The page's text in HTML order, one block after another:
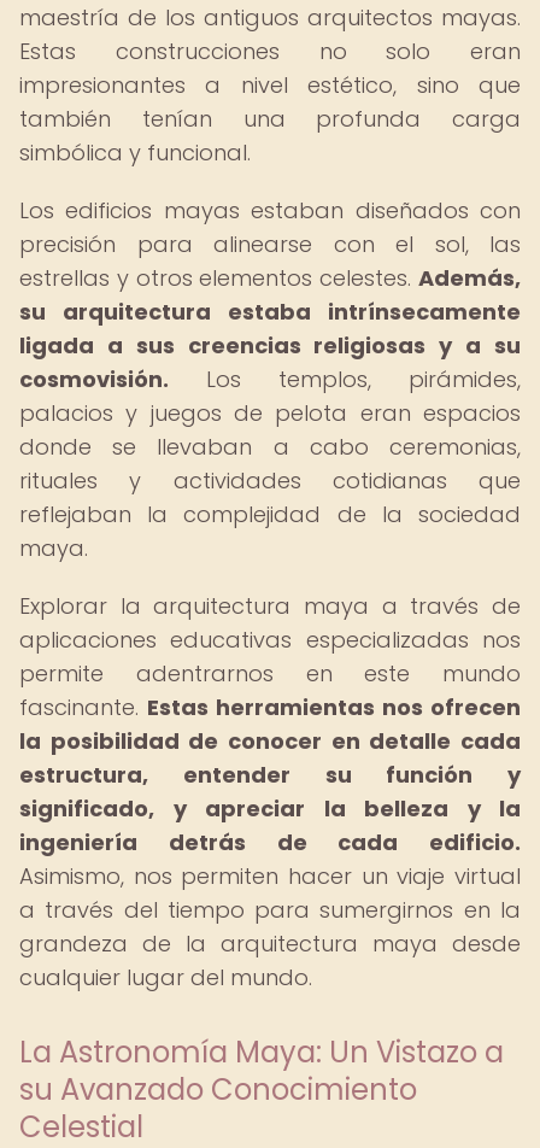
maestría de los antiguos arquitectos mayas.
Estas construcciones no solo eran
impresionantes a nivel estético, sino que
también tenían una profunda carga
simbólica y funcional.
Los edificios mayas estaban diseñados con
precisión para alinearse con el sol, las
estrellas y otros elementos celestes. Además,
su arquitectura estaba intrínsecamente
ligada a sus creencias religiosas y a su
cosmovisión. Los templos, pirámides,
palacios y juegos de pelota eran espacios
donde se llevaban a cabo ceremonias,
rituales y actividades cotidianas que
reflejaban la complejidad de la sociedad
maya.
Explorar la arquitectura maya a través de
aplicaciones educativas especializadas nos
permite adentrarnos en este mundo
fascinante. Estas herramientas nos ofrecen
la posibilidad de conocer en detalle cada
estructura, entender su función y
significado, y apreciar la belleza y la
ingeniería detrás de cada edificio.
Asimismo, nos permiten hacer un viaje virtual
a través del tiempo para sumergirnos en la
grandeza de la arquitectura maya desde
cualquier lugar del mundo.
La Astronomía Maya: Un Vistazo a
su Avanzado Conocimiento
Celestial